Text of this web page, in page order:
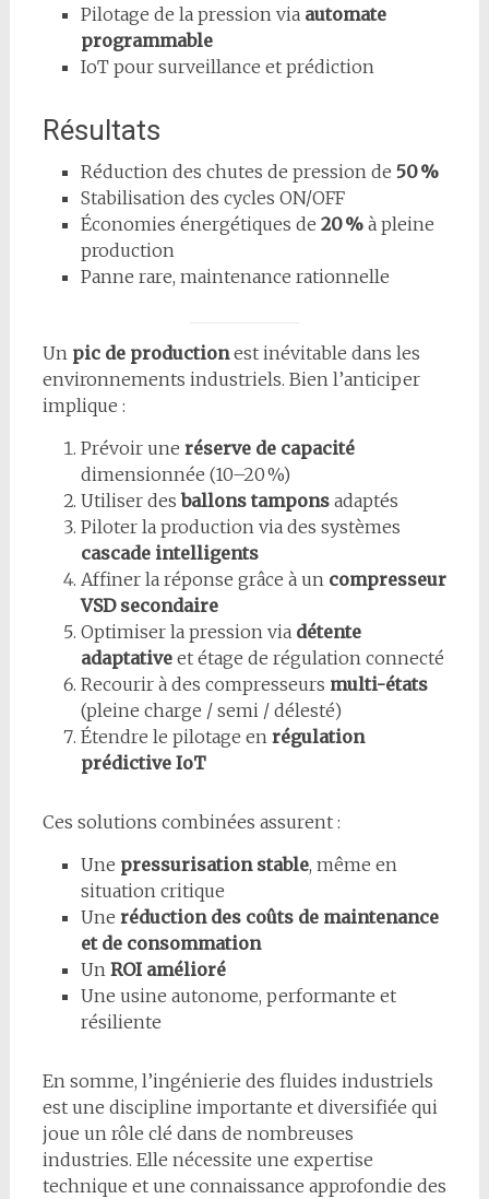
Pilotage de la pression via automate
programmable
IoT pour surveillance et prédiction
Résultats
Réduction des chutes de pression de 50 %
Stabilisation des cycles ON/OFF
Économies énergétiques de 20 %à pleine
production
Panne rare, maintenance rationnelle
Un pic de productionest inévitable dans les
environnements industriels. Bien l’anticiper
implique :
Prévoir une réserve de capacité
dimensionnée (10–20 %)
Utiliser desballons tamponsadaptés
Piloter la production via des systèmes
cascade intelligents
Affiner la réponse grâce à un compresseur
VSD secondaire
Optimiser la pression via détente
adaptativeet étage de régulation connecté
Recourir à des compresseurs multi-états
(pleine charge / semi / délesté)
Étendre le pilotage en régulation
prédictive IoT
Ces solutions combinées assurent :
Une pressurisation stable, même en
situation critique
Une réduction des coûts de maintenance
et de consommation
Un ROI amélioré
Une usine autonome, performante et
résiliente
En somme, l’ingénierie des fluides industriels
est une discipline importante et diversifiée qui
joue un rôle clé dans de nombreuses
industries. Elle nécessite une expertise
technique et une connaissance approfondie des